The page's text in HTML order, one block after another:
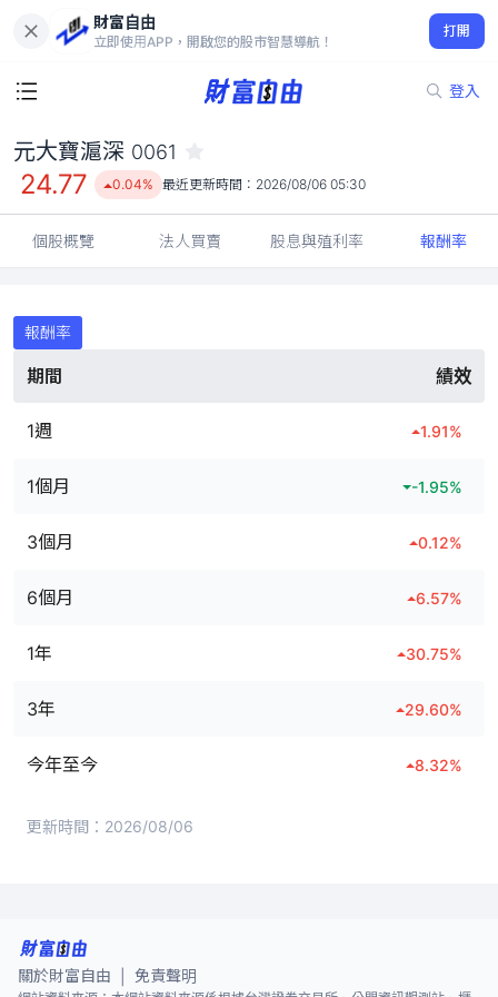
財富自由
立即使用APP，開啟您的股市智慧導航！
打開
登入
24.77
0.04%
元大寶滬深 0061
24.77 0.04% 最近更新時間： 2026/08/06 05:30
個股概覽 法人買賣 股息與殖利率 報酬率
報酬率
期間 績效
1週 1.91%
1個月 -1.95%
3個月 0.12%
6個月 6.57%
1年 30.75%
3年 29.60%
今年至今 8.32%
更新時間： 2026/08/06
關於財富自由 免責聲明